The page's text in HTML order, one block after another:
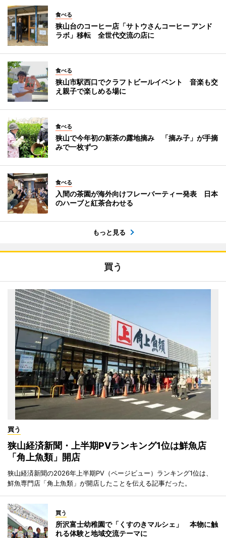
食べる
狭山台のコーヒー店「サトウさんコーヒー アンド
ラボ」移転 全世代交流の店に
食べる
狭山市駅西口でクラフトビールイベント 音楽も交
え親子で楽しめる場に
食べる
狭山で今年初の新茶の露地摘み 「摘み子」が手摘
みで一枚ずつ
食べる
入間の茶園が海外向けフレーバーティー発表 日本
のハーブと紅茶合わせる
もっと見る
買う
買う
狭山経済新聞・上半期PVランキング1位は鮮魚店
「角上魚類」開店
狭山経済新聞の2026年上半期PV（ページビュー）ランキング1位は、
鮮魚専門店「角上魚類」が開店したことを伝える記事だった。
買う
所沢富士幼稚園で「くすのきマルシェ」 本物に触
れる体験と地域交流テーマに